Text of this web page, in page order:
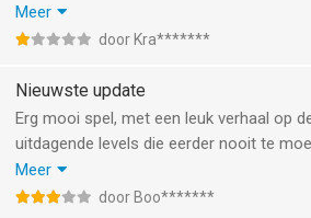
levels zijn niet te halen. Eerst kon je goed
spelen van bonuslevel maar die
kunnen kopen is het level nog niet
Meer
door Kra*******
Nieuwste update
Erg mooi spel, met een leuk verhaal op
uitdagende levels die eerder nooit te
upgrades van je keuken. Helaas ben ik
vastgelopen. Te dure upgrades, te
Meer
door Boo*******